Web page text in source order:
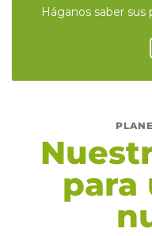
Háganos saber sus
para